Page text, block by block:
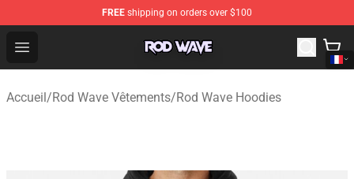
FREE shipping on orders over $100
Open menu
Rod Wave Shop - Official Rod Wave Merchandise Store
Accueil/Rod Wave Vêtements/Rod Wave Hoodies